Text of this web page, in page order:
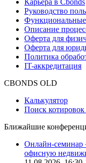
Руководство
Функциональные
Описание
Оферта для
Оферта для
Политика
IT-аккредитация
CBONDS OLD
Калькулятор
Поиск
Ближайшие
Онлайн-семинар
офисную